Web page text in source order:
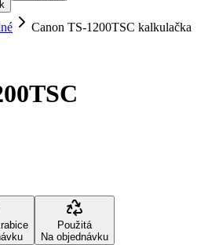
Canon TS-1200TSC kalkulačka
Použitá
Na objednávku